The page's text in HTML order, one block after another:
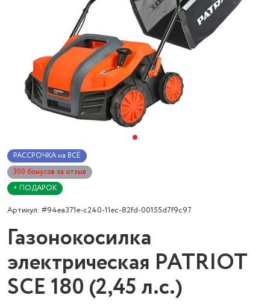
РАССРОЧКА на ВСЁ
300 бонусов за отзыв
+ ПОДАРОК
Артикул: #94ea371e-c240-11ec-82fd-00155d7f9c97
Газонокосилка
электрическая PATRIOT
SCE 180 (2,45 л.с.)